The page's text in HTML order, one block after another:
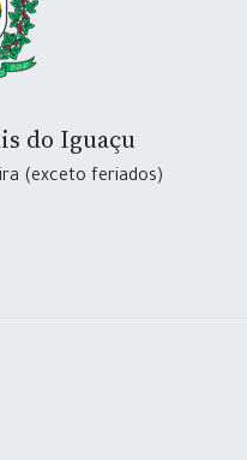
do Iguaçu
(exceto feriados)